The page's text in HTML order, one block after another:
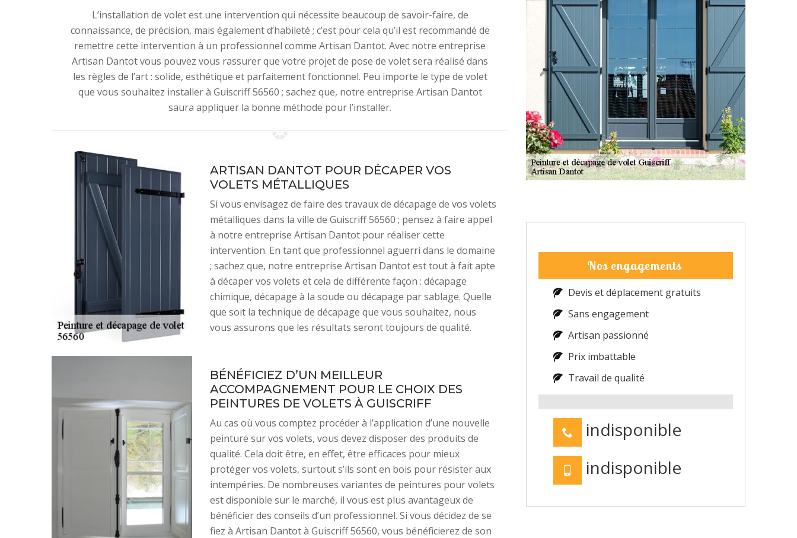
L’installation de volet est une intervention qui nécessite beaucoup de savoir-faire, de
connaissance, de précision, mais également d’habileté ; c’est pour cela qu’il est recommandé de
remettre cette intervention à un professionnel comme Artisan Dantot. Avec notre entreprise
Artisan Dantot vous pouvez vous rassurer que votre projet de pose de volet sera réalisé dans
les règles de l’art : solide, esthétique et parfaitement fonctionnel. Peu importe le type de volet
que vous souhaitez installer à Guiscriff 56560 ; sachez que, notre entreprise Artisan Dantot
saura appliquer la bonne méthode pour l’installer.
ARTISAN DANTOT POUR DÉCAPER VOS
VOLETS MÉTALLIQUES
Si vous envisagez de faire des travaux de décapage de vos volets
métalliques dans la ville de Guiscriff 56560 ; pensez à faire appel
à notre entreprise Artisan Dantot pour réaliser cette
intervention. En tant que professionnel aguerri dans le domaine
; sachez que, notre entreprise Artisan Dantot est tout à fait apte
à décaper vos volets et cela de différente façon : décapage
chimique, décapage à la soude ou décapage par sablage. Quelle
que soit la technique de décapage que vous souhaitez, nous
vous assurons que les résultats seront toujours de qualité.
BÉNÉFICIEZ D’UN MEILLEUR
ACCOMPAGNEMENT POUR LE CHOIX DES
PEINTURES DE VOLETS À GUISCRIFF
Au cas où vous comptez procéder à l’application d’une nouvelle
peinture sur vos volets, vous devez disposer des produits de
qualité. Cela doit être, en effet, être efficaces pour mieux
protéger vos volets, surtout s’ils sont en bois pour résister aux
intempéries. De nombreuses variantes de peintures pour volets
est disponible sur le marché, il vous est plus avantageux de
bénéficier des conseils d’un professionnel. Si vous décidez de se
fiez à Artisan Dantot à Guiscriff 56560, vous bénéficierez de son
Nos engagements
Devis et déplacement gratuits
Sans engagement
Artisan passionné
Prix imbattable
Travail de qualité
indisponible
indisponible